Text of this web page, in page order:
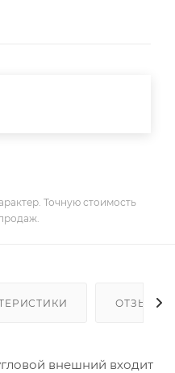
Точную стоимость
ОТЗЫВЫ
внешний входит